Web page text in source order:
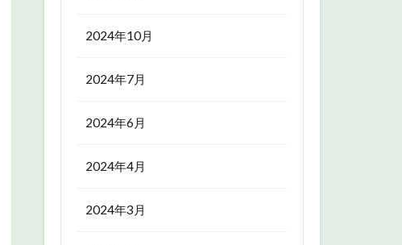
2024年10月
2024年7月
2024年6月
2024年4月
2024年3月